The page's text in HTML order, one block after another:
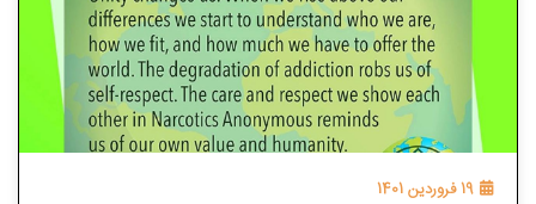
19 فروردین 1401